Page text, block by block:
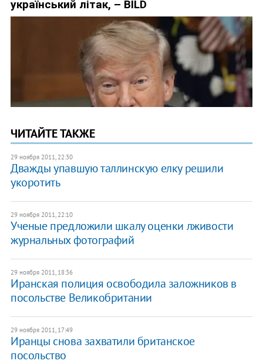
ЧИТАЙТЕ ТАКЖЕ
29 ноября 2011, 22:30
Дважды упавшую таллинскую елку решили
укоротить
29 ноября 2011, 22:10
Ученые предложили шкалу оценки лживости
журнальных фотографий
29 ноября 2011, 18:36
Иранская полиция освободила заложников в
посольстве Великобритании
29 ноября 2011, 17:49
Иранцы снова захватили британское
посольство